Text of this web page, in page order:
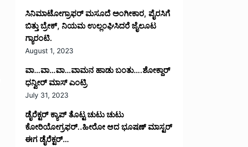
ಸಿನಿಮಾಟೋಗ್ರಾಫರ್ ಮಸೂದೆ ಅಂಗೀಕಾರ, ಪೈರಸಿಗೆ
ಬಿತ್ತು ಬ್ರೇಕ್, ನಿಯಮ ಉಲ್ಲಂಘಿಸಿದರೆ ಜೈಲೂಟ
ಗ್ಯಾರಂಟಿ.
August 1, 2023
ವಾ…ವಾ…ವಾ…ವಾಮನ ಹಾಡು ಬಂತು….ಶೋಕ್ದಾರ್
ಧನ್ವೀರ್ ಮಾಸ್ ಎಂಟ್ರಿ
July 31, 2023
ಡೈರೆಕ್ಟರ್ ಕ್ಯಾಪ್ ತೊಟ್ಟ ಚುಟು ಚುಟು
ಕೋರಿಯೋಗ್ರಫರ್..ಹೀರೋ ಆದ ಭೂಷಣ್ ಮಾಸ್ಟರ್
ಈಗ ಡೈರೆಕ್ಟರ್…